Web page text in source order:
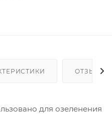
ОТЗЫВЫ
для озеленения